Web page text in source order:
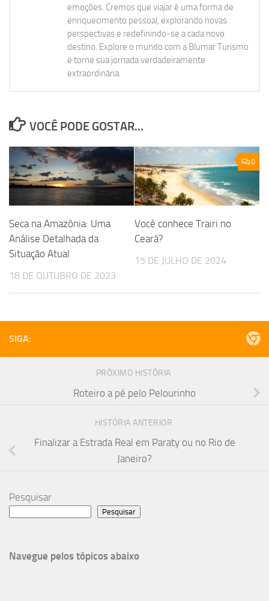
emoções. Cremos que viajar é uma forma de
enriquecimento pessoal, explorando novas
perspectivas e redefinindo-se a cada novo
destino. Explore o mundo com a Blumar Turismo
e torne sua jornada verdadeiramente
extraordinária.
VOCÊ PODE GOSTAR...
Seca na Amazônia: Uma
Análise Detalhada da
Situação Atual
18 DE OUTUBRO DE 2023
0
Você conhece Trairi no
Ceará?
15 DE JULHO DE 2024
SIGA:
PRÓXIMO HISTÓRIA
Roteiro a pé pelo Pelourinho
HISTÓRIA ANTERIOR
Finalizar a Estrada Real em Paraty ou no Rio de
Janeiro?
Pesquisar
Pesquisar
Navegue pelos tópicos abaixo